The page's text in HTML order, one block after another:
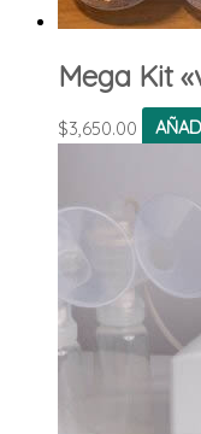
Mega Kit
$3,650.00